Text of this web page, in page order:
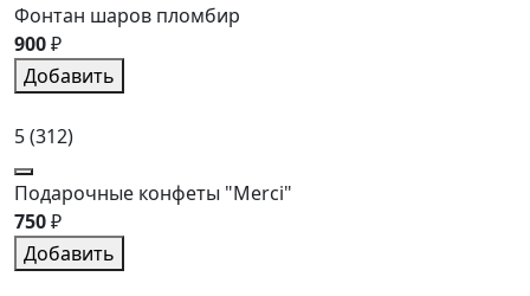
Фонтан шаров пломбир
900₽
Добавить
5(312)
Подарочные конфеты "Merci"
750₽
Добавить